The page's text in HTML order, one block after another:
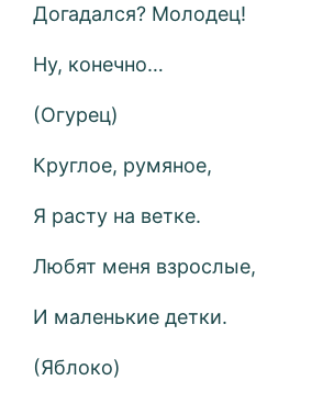
Догадался? Молодец!
Ну, конечно…
(Огурец)
Круглое, румяное,
Я расту на ветке.
Любят меня взрослые,
И маленькие детки.
(Яблоко)